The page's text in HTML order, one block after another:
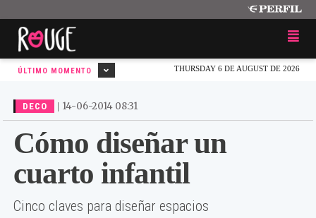
THURSDAY 6 DE AUGUST DE 2026
ÚLTIMO MOMENTO
DECO | 14-06-2014 08:31
Cómo diseñar un
cuarto infantil
Cinco claves para diseñar espacios